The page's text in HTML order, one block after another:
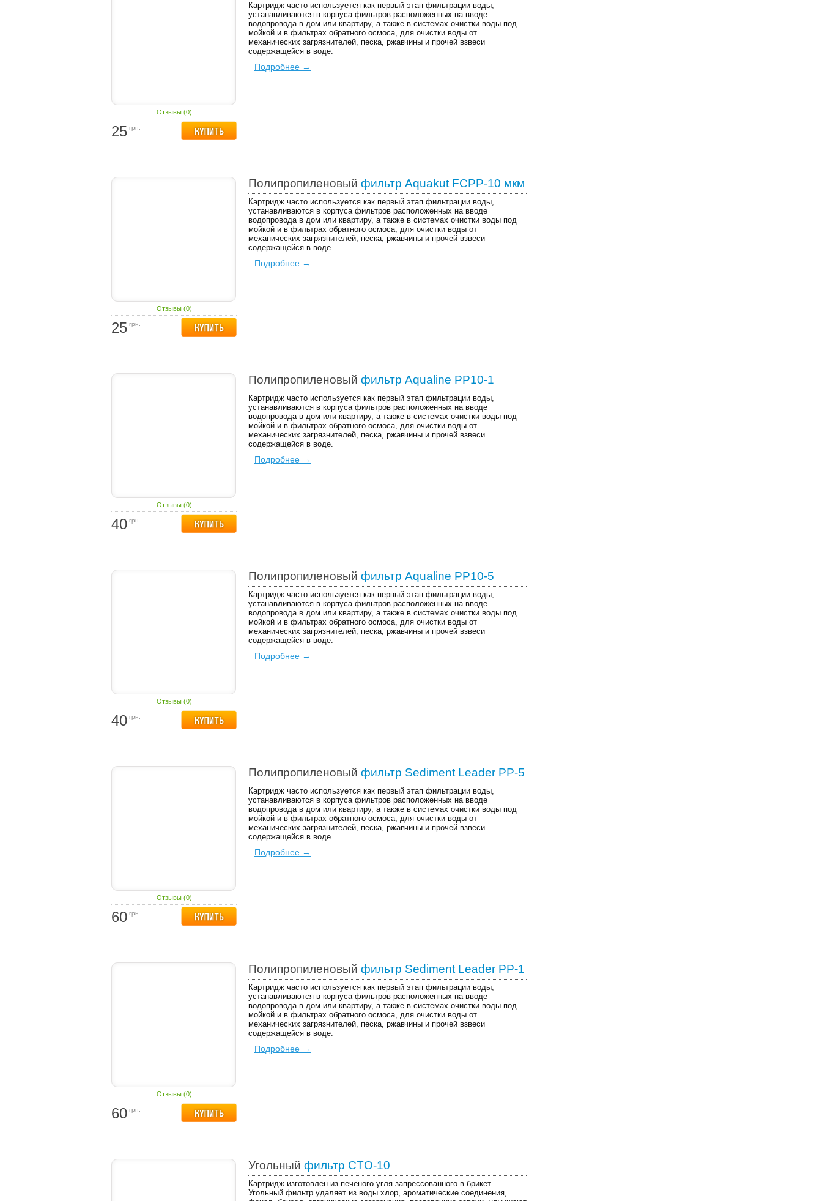
Отзывы (0)
25 грн.
Картридж часто используется как первый этап фильтрации воды,
устанавливаются в корпуса фильтров расположенных на вводе
водопровода в дом или квартиру, а также в системах очистки воды под
мойкой и в фильтрах обратного осмоса, для очистки воды от
механических загрязнителей, песка, ржавчины и прочей взвеси
содержащейся в воде.
Подробнее →
Отзывы (0)
25 грн.
Полипропиленовый фильтр Aquakut FCPP-10 мкм
Картридж часто используется как первый этап фильтрации воды,
устанавливаются в корпуса фильтров расположенных на вводе
водопровода в дом или квартиру, а также в системах очистки воды под
мойкой и в фильтрах обратного осмоса, для очистки воды от
механических загрязнителей, песка, ржавчины и прочей взвеси
содержащейся в воде.
Подробнее →
Отзывы (0)
40 грн.
Полипропиленовый фильтр Aqualine PP10-1
Картридж часто используется как первый этап фильтрации воды,
устанавливаются в корпуса фильтров расположенных на вводе
водопровода в дом или квартиру, а также в системах очистки воды под
мойкой и в фильтрах обратного осмоса, для очистки воды от
механических загрязнителей, песка, ржавчины и прочей взвеси
содержащейся в воде.
Подробнее →
Отзывы (0)
40 грн.
Полипропиленовый фильтр Aqualine PP10-5
Картридж часто используется как первый этап фильтрации воды,
устанавливаются в корпуса фильтров расположенных на вводе
водопровода в дом или квартиру, а также в системах очистки воды под
мойкой и в фильтрах обратного осмоса, для очистки воды от
механических загрязнителей, песка, ржавчины и прочей взвеси
содержащейся в воде.
Подробнее →
Отзывы (0)
60 грн.
Полипропиленовый фильтр Sediment Leader PP-5
Картридж часто используется как первый этап фильтрации воды,
устанавливаются в корпуса фильтров расположенных на вводе
водопровода в дом или квартиру, а также в системах очистки воды под
мойкой и в фильтрах обратного осмоса, для очистки воды от
механических загрязнителей, песка, ржавчины и прочей взвеси
содержащейся в воде.
Подробнее →
Отзывы (0)
60 грн.
Полипропиленовый фильтр Sediment Leader PP-1
Картридж часто используется как первый этап фильтрации воды,
устанавливаются в корпуса фильтров расположенных на вводе
водопровода в дом или квартиру, а также в системах очистки воды под
мойкой и в фильтрах обратного осмоса, для очистки воды от
механических загрязнителей, песка, ржавчины и прочей взвеси
содержащейся в воде.
Подробнее →
Угольный фильтр CTO-10
Картридж изготовлен из печеного угля запрессованного в брикет.
Угольный фильтр удаляет из воды хлор, ароматические соединения,